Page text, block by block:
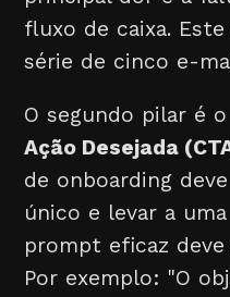
fluxo de caixa.
série de cinco e-
O segundo pilar é o
Ação Desejada
de onboarding
único e levar a
prompt eficaz
Por exemplo: "O